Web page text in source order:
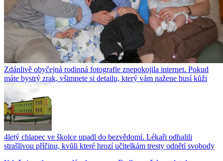
Zdánlivě obyčejná rodinná fotografie znepokojila internet. Pokud
máte bystrý zrak, všimnete si detailu, který vám nažene husí kůži
4letý chlapec ve školce upadl do bezvědomí. Lékaři odhalili
strašlivou příčinu, kvůli které hrozí učitelkám tresty odnětí svobody